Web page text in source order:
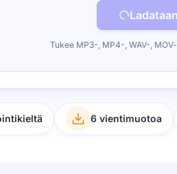
Tukee MP3-, MP4-, WAV-,
6 vientimuotoa